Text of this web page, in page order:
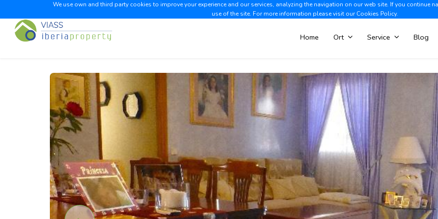
We use own and third party cookies to improve your experience and our services, analyzing the navigation on our web site. If you continue
use of the site. For more information please visit ourCookies Policy.
Albir +34 966 866 563
Home Ort Service Blog